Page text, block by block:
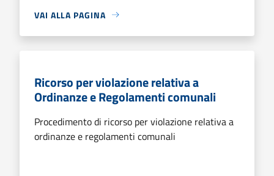
VAI ALLA PAGINA
Ricorso per violazione relativa a
Ordinanze e Regolamenti comunali
Procedimento di ricorso per violazione relativa a
ordinanze e regolamenti comunali